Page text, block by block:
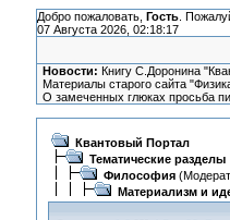
Добро пожаловать, Гость.
07 Августа 2026, 02:18:17
Новости: Книгу С.Доронина
Материалы старого сайта
О замеченных глюках просьба
Квантовый Портал
Тематические разделы
Философия
Материализм и